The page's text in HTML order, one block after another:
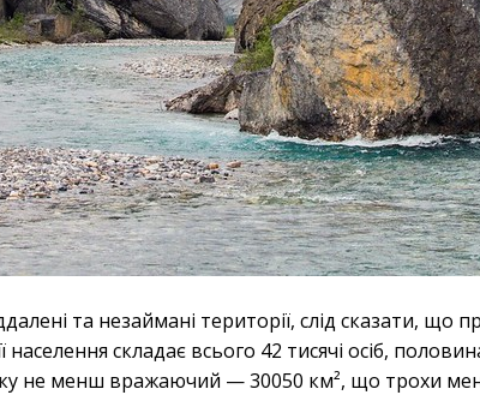
та незаймані території, слід сказати,
населення складає всього 42 тисячі осіб,
не менш вражаючий — 30050 км², що трохи